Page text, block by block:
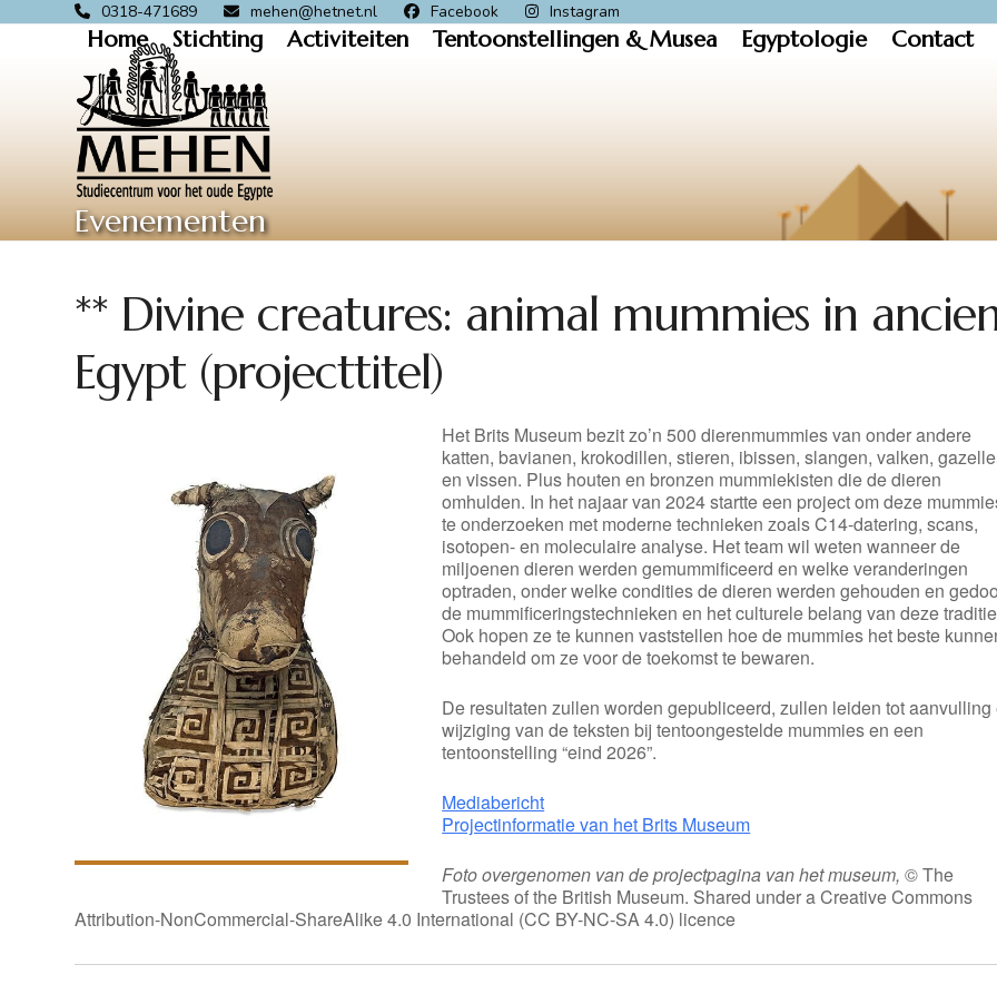
0318-471689 mehen@hetnet.nl Facebook Instagram
Home Stichting Activiteiten Tentoonstellingen & Musea Egyptologie Contact
Evenementen
** Divine creatures: animal mummies in
Egypt (projecttitel)
Het Brits Museum bezit zo’n 500 dierenmummies van onder andere
katten, bavianen, krokodillen, stieren, ibissen, slangen, valken,
en vissen. Plus houten en bronzen mummiekisten die de dieren
omhulden. In het najaar van 2024 startte een project om deze
te onderzoeken met moderne technieken zoals C14-datering, scans,
isotopen- en moleculaire analyse. Het team wil weten wanneer de
miljoenen dieren werden gemummificeerd en welke veranderingen
optraden, onder welke condities de dieren werden gehouden en
de mummificeringstechnieken en het culturele belang van deze
Ook hopen ze te kunnen vaststellen hoe de mummies het beste
behandeld om ze voor de toekomst te bewaren.
De resultaten zullen worden gepubliceerd, zullen leiden tot aanvulling
wijziging van de teksten bij tentoongestelde mummies en een
tentoonstelling “eind 2026”.
Mediabericht
Projectinformatie van het Brits Museum
Foto overgenomen van de projectpagina van het museum,© The
Trustees of the British Museum. Shared under a Creative Commons
Attribution-NonCommercial-ShareAlike 4.0 International (CC BY-NC-SA 4.0) licence